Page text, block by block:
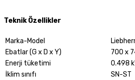
Teknik Özellikler
Marka-Model
Ebatlar (G x D x Y)
700 x
Enerji tüketimi
0.498
İklim sınıfı
SN-ST